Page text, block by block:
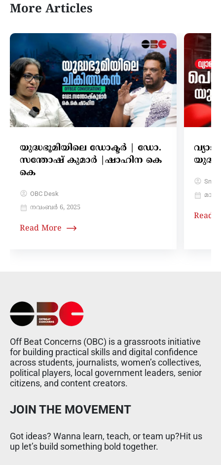
More Articles
യുദ്ധഭൂമിയിലെ ഡോക്ടർ | ഡോ.
സന്തോഷ് കുമാർ |ഷാഹിന കെ
കെ
OBC Desk
നവംബർ 6, 2025
Read More
Read
Off Beat Concerns (OBC) is a grassroots initiative
for building practical skills and digital confidence
across students, journalists, women’s collectives,
political players, local government leaders, senior
citizens, and content creators.
JOIN THE MOVEMENT
Got ideas? Wanna learn, teach, or team up?Hit us
up let’s build something bold together.